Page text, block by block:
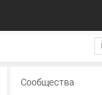
Сообщества